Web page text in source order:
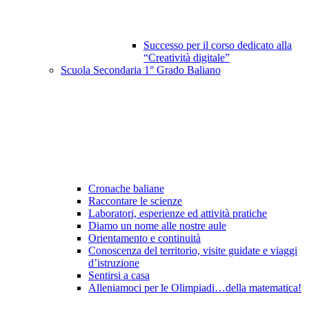
Successo per il corso dedicato alla
“Creatività digitale”
Scuola Secondaria 1° Grado Baliano
Cronache baliane
Raccontare le scienze
Laboratori, esperienze ed attività pratiche
Diamo un nome alle nostre aule
Orientamento e continuità
Conoscenza del territorio, visite guidate e viaggi
d’istruzione
Sentirsi a casa
Alleniamoci per le Olimpiadi…della matematica!